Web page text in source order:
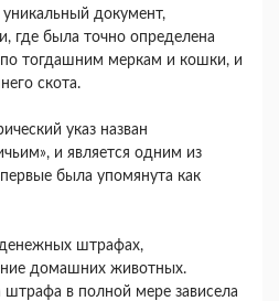
документ,
где была точно определена
по тогдашним меркам и кошки, и
скота.
указ назван
и является одним из
была упомянута как
штрафах,
домашних животных.
штрафа в полной мере зависела